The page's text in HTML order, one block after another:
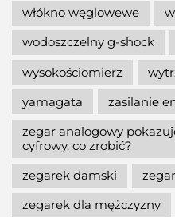
włókno węglowewe
wodoszczelny g-shock
wysokościomierz
yamagata
zasilanie
zegar analogowy
cyfrowy. co zrobić?
zegarek damski
zegarek dla mężczyzny